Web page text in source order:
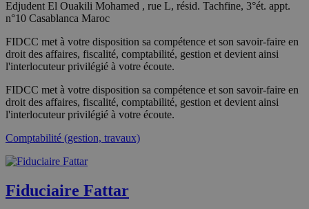
Edjudent El Ouakili Mohamed , rue L, résid. Tachfine, 3°ét. appt.
n°10 Casablanca Maroc
FIDCC met à votre disposition sa compétence et son savoir-faire en
droit des affaires, fiscalité, comptabilité, gestion et devient ainsi
l'interlocuteur privilégié à votre écoute.
FIDCC met à votre disposition sa compétence et son savoir-faire en
droit des affaires, fiscalité, comptabilité, gestion et devient ainsi
l'interlocuteur privilégié à votre écoute.
Comptabilité (gestion, travaux)
Fiduciaire Fattar